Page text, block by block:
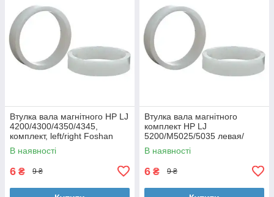
Втулка вала магнітного HP LJ
4200/4300/4350/4345,
комплект, left/right Foshan
(MAG-1338A-BSH-Foshan)
В наявності
6 ₴ 9 ₴
Втулка вала магнітного
комплект HP LJ
5200/M5025/5035 левая/
правая Foshan (MAG-7516A-
BSH-Foshan)
В наявності
6 ₴ 9 ₴